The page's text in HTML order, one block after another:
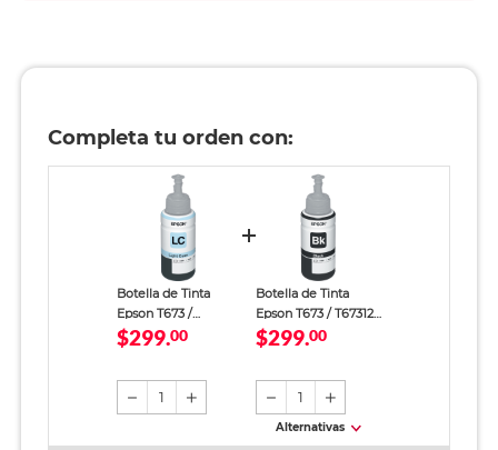
Completa tu orden con:
Botella de Tinta
Epson T673 /
T673520 AL / Cyan /
$299.00
1
Botella de Tinta
Epson T673 / T673120
AL / Negro /
$299.00
1
Alternativas